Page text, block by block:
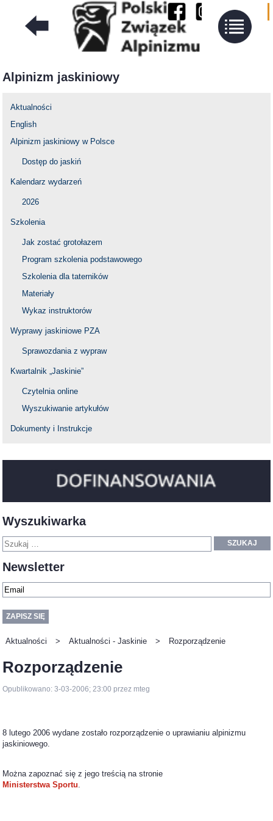
Alpinizm jaskiniowy
Aktualności
English
Alpinizm jaskiniowy w Polsce
Dostęp do jaskiń
Kalendarz wydarzeń
2026
Szkolenia
Jak zostać grotołazem
Program szkolenia podstawowego
Szkolenia dla taterników
Materiały
Wykaz instruktorów
Wyprawy jaskiniowe PZA
Sprawozdania z wypraw
Kwartalnik „Jaskinie”
Czytelnia online
Wyszukiwanie artykułów
Dokumenty i Instrukcje
Wyszukiwarka
SZUKAJ
Newsletter
Aktualności > Aktualności - Jaskinie > Rozporządzenie
Rozporządzenie
Opublikowano: 3-03-2006; 23:00 przez mteg
8 lutego 2006 wydane zostało rozporządzenie o uprawianiu alpinizmu
jaskiniowego.
Można zapoznać się z jego treścią na stronie
Ministerstwa Sportu